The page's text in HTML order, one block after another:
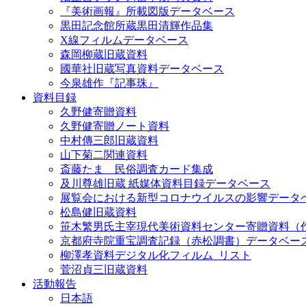
『美術画報』所載図版データベース
黒田記念館所蔵黒田清輝作品集
X線フィルムデータベース
森岡柳蔵旧蔵資料
國華社旧蔵写真資料データベース
今泉雄作『記事珠』
資料目録
久野健寄贈資料
久野健寄贈ノート資料
中村傳三郎旧蔵資料
山下菊二関連資料
斎藤たま 民俗調査カード集成
及川尊雄旧蔵 紙媒体資料目録データベース
展覧会における新型コロナウイルスの影響データ
松島健旧蔵資料
笹木繁男氏主宰現代美術資料センター寄贈資料（
京都府寺院重宝調査記録（赤松調書）データベー
柳澤孝資料デジタル化フィルム_リスト
菅沼貞三旧蔵資料
活動報告
日本語